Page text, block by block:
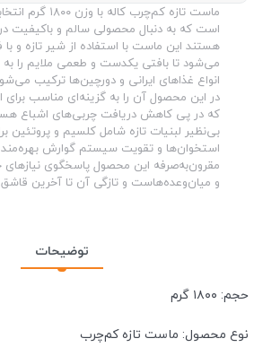
ماست تازه کم‌چرب
است که به دنبال محصولی سالم و باکیفیت
هستند این ماست با استفاده از شیر تازه و با
می‌شود تا بافتی یکدست و طعمی ملایم را به
انواع غذاهای ایرانی و دورچین‌ها ترکیب
در این محصول آن را به گزینه‌ای مناسب برای
که در پی کاهش دریافت چربی‌های اشباع
بی‌نظیر لبنیات تازه شامل کلسیم و پروتئین
استخوان‌ها و تقویت سیستم گوارش
مقرون‌به‌صرفه این محصول پاسخگوی نیازهای
و میان‌وعده‌هاست و تازگی آن تا آخرین
توضیحات
حجم: ۱۸۰۰ گرم
نوع محصول: ماست تازه کم‌چرب